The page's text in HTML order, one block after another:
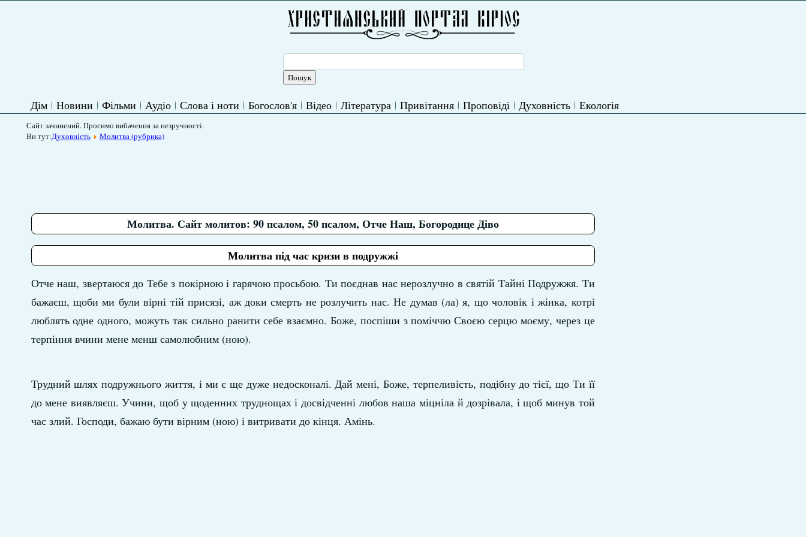
Дім Новини Фільми Аудіо Слова і ноти Богослов'я Відео Література Привітання Проповіді Духовність Екологія
Сайт зачинений. Просимо вибачення за незручності.
Ви тут:Духовність Молитва (рубрика)
Молитва. Сайт молитов: 90 псалом, 50 псалом, Отче Наш, Богородице Діво
Молитва під час кризи в подружжі
Отче наш, звертаюся до Тебе з покірною і гарячою просьбою. Ти поєднав нас нерозлучно в святій Тайні Подружжя. Ти
бажаєш, щоби ми були вірні тій присязі, аж доки смерть не розлучить нас. Не думав (ла) я, що чоловік і жінка, котрі
люблять одне одного, можуть так сильно ранити себе взаємно. Боже, поспіши з поміччю Своєю серцю моєму, через це
терпіння вчини мене менш самолюбним (ною).
Трудний шлях подружнього життя, і ми є ще дуже недосконалі. Дай мені, Боже, терпеливість, подібну до тієї, що Ти її
до мене виявляєш. Учини, щоб у щоденних труднощах і досвідченні любов наша міцніла й дозрівала, і щоб минув той
час злий. Господи, бажаю бути вірним (ною) і витривати до кінця. Амінь.